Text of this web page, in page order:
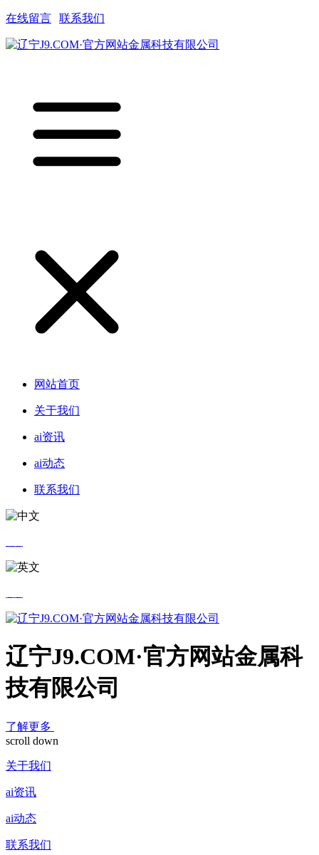
在线留言 联系我们
网站首页
关于我们
ai资讯
ai动态
联系我们
辽宁J9.COM·官方网站金属科
技有限公司
了解更多
scroll down
关于我们
ai资讯
ai动态
联系我们